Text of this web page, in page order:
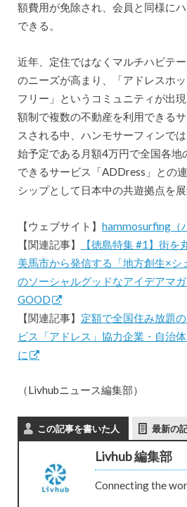
額費用が免除され、会員と同様に
できる。
近年、定住ではなくマルチハビテー
のニーズが高まり、「アドレスホ
フリー」というコミュニティが出
額制で複数の不動産を利用できる
スされる中、ハンモサーフィンで
始予定である月額4万円で全国各地
できるサービス「ADDress」との
シップとして日本中の共遊拠点を展
【ウェブサイト】 hammosurfing（
【関連記事】
【徳島特集 #1】街を
美馬市から発信する「地方創生×シ
のソーシャルグッドなアイデアマ
GOOD
【関連記事】 定額で全国住み放題
ビス「アドレス」協力企業・自治
に
（Livhubニュース編集部）
この記事を書いた人 最新の
Livhub 編集部
Connecting the